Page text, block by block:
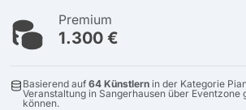
Premium
1.300 €
Basierend auf 64 Künstlern in der Kategorie
Veranstaltung in Sangerhausen über Eventzone
können.